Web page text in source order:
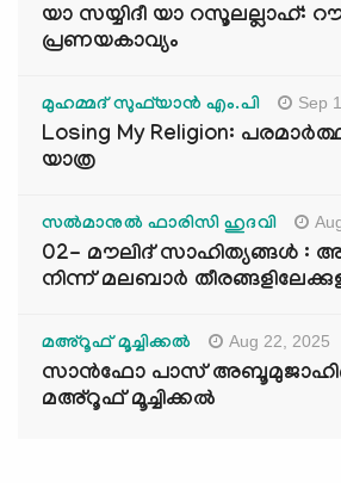
യാ സയ്യിദീ യാ റസൂലല്ലാഹ്:
പ്രണയകാവ്യം
മുഹമ്മദ് സുഫ്‌യാൻ എം.പി Sep
Losing My Religion:
യാത്ര
സൽമാനുൽ ഫാരിസി ഹുദവി
02- മൗലിദ് സാഹിത്യങ്ങൾ
നിന്ന് മലബാർ
മഅ്റൂഫ് മൂച്ചിക്കല്‍ Aug 22, 2025
സാൻഫോ പാസ്
മഅ്റൂഫ് മൂച്ചിക്കല്‍